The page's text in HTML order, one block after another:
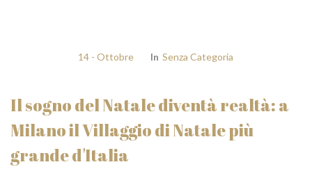
14 - Ottobre In Senza Categoria
Il sogno del Natale diventà realtà: a
Milano il Villaggio di Natale più
grande d'Italia